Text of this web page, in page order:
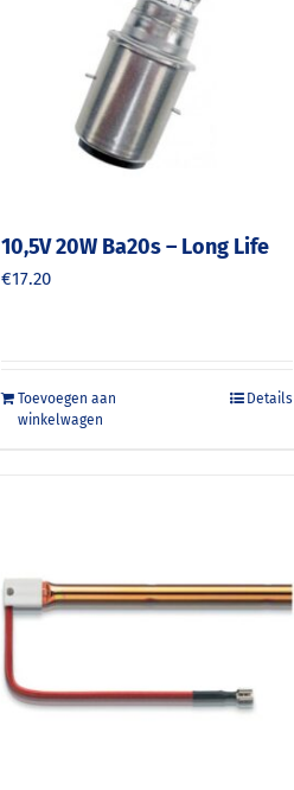
10,5V 20W Ba20s – Long Life
€17.20
Toevoegen aan
winkelwagen
Details